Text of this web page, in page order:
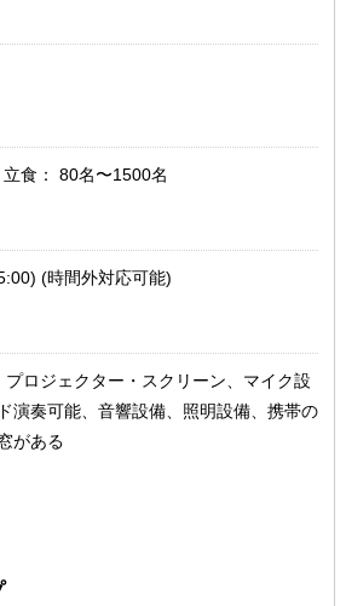
食： 80名〜1500名
(時間外対応可能)
ロジェクター・スクリーン、マイク設
演奏可能、音響設備、照明設備、携帯の
がある